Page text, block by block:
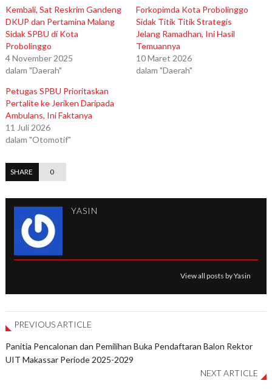
Kembali, Sat Reskrim Gandeng
DKUP dan Pertamina Malang
Sidak SPBU di Kota
Probolinggo
4 November 2025
dalam "Daerah"
Forkopimda Kota Probolinggo
Sidak Titik Titik Strategis
Jelang Ramadhan, Ini Hasil
Temuannya
10 Maret 2026
dalam "Daerah"
Petugas SPBU Prioritaskan
Pertalite ke Jeriken Daripada
Ambulans, Ini Faktanya
11 Juli 2026
dalam "Otomotif"
SHARE 0
YASIN
View all posts by Yasin
PREVIOUS ARTICLE
Panitia Pencalonan dan Pemilihan Buka Pendaftaran Balon Rektor
UIT Makassar Periode 2025-2029
NEXT ARTICLE